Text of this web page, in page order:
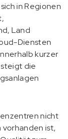
in Regionen
Land
Diensten
kurzer
die
nicht
vorhanden ist,